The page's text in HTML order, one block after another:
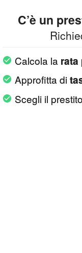
C’è un
Calcola la rata
Approfitta di
Scegli il prestito